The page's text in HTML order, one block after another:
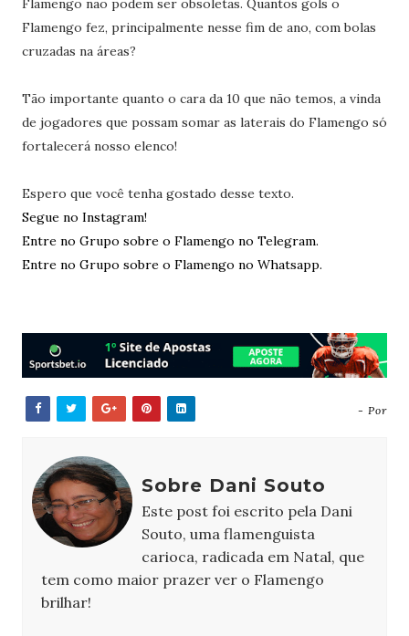
Flamengo não podem ser obsoletas. Quantos gols o
Flamengo fez, principalmente nesse fim de ano, com bolas
cruzadas na áreas?
Tão importante quanto o cara da 10 que não temos, a vinda
de jogadores que possam somar as laterais do Flamengo só
fortalecerá nosso elenco!
Espero que você tenha gostado desse texto.
Segue no Instagram!
Entre no Grupo sobre o Flamengo no Telegram.
Entre no Grupo sobre o Flamengo no Whatsapp.
- Por
Sobre Dani Souto
Este post foi escrito pela Dani
Souto, uma flamenguista
carioca, radicada em Natal, que
tem como maior prazer ver o Flamengo
brilhar!